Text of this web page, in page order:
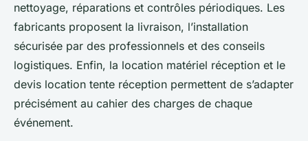
nettoyage, réparations et contrôles périodiques. Les
fabricants proposent la livraison, l’installation
sécurisée par des professionnels et des conseils
logistiques. Enfin, la location matériel réception et le
devis location tente réception permettent de s’adapter
précisément au cahier des charges de chaque
événement.